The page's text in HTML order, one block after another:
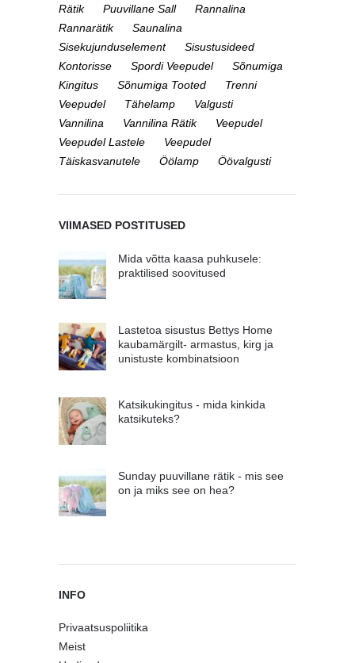
Rätik
Puuvillane Sall
Rannalina
Rannarätik
Saunalina
Sisekujunduselement
Sisustusideed
Kontorisse
Spordi Veepudel
Sõnumiga
Kingitus
Sõnumiga Tooted
Trenni
Veepudel
Tähelamp
Valgusti
Vannilina
Vannilina Rätik
Veepudel
Veepudel Lastele
Veepudel
Täiskasvanutele
Öölamp Öövalgusti
VIIMASED POSTITUSED
Mida võtta kaasa puhkusele:
praktilised soovitused
Lastetoa sisustus Bettys Home
kaubamärgilt- armastus, kirg ja
unistuste kombinatsioon
Katsikukingitus - mida kinkida
katsikuteks?
Sunday puuvillane rätik - mis see
on ja miks see on hea?
INFO
Privaatsuspoliitika
Meist